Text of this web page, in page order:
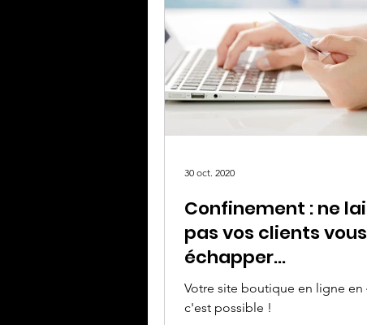
Confinement : ne
pas vos clients vous
échapper...
Votre site boutique en ligne en
c'est possible !
30 oct. 2020